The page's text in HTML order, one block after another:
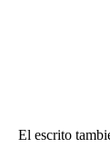
El escrito